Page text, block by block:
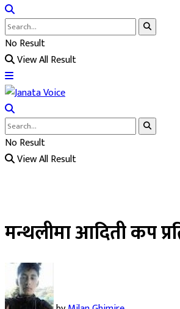
No Result
View All Result
No Result
View All Result
मन्थलीमा आदिती कप